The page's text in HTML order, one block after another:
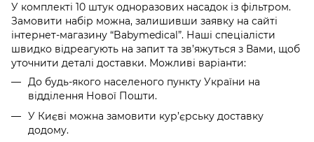
У комплекті 10 штук одноразових насадок із фільтром.
Замовити набір можна, залишивши заявку на сайті
інтернет-магазину “Babymedical”. Наші спеціалісти
швидко відреагують на запит та зв’яжуться з Вами, щоб
уточнити деталі доставки. Можливі варіанти:
До будь-якого населеного пункту України на
відділення Нової Пошти.
У Києві можна замовити кур’єрську доставку
додому.